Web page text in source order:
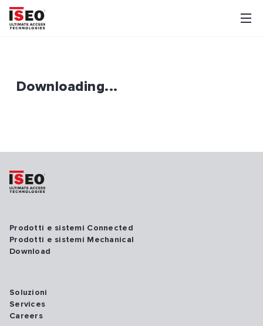
Downloading...
Prodotti e sistemi Connected
Prodotti e sistemi Mechanical
Download
Soluzioni
Services
Careers